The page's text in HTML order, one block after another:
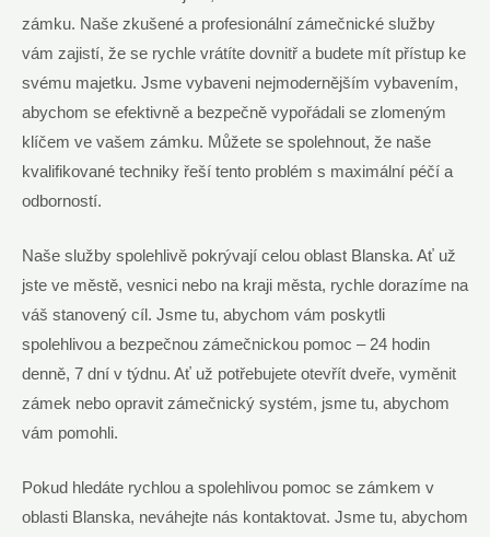
zámku. Naše zkušené a profesionální zámečnické služby
vám zajistí, že se rychle vrátíte dovnitř a budete mít přístup ke
svému majetku. Jsme vybaveni nejmodernějším vybavením,
abychom se efektivně a bezpečně vypořádali se zlomeným
klíčem ve vašem zámku. Můžete se spolehnout, že naše
kvalifikované techniky řeší tento problém s maximální péčí a
odborností.
Naše služby spolehlivě pokrývají celou oblast Blanska. Ať už
jste ve městě, vesnici nebo na kraji města, rychle dorazíme na
váš stanovený cíl. Jsme tu, abychom vám poskytli
spolehlivou a bezpečnou zámečnickou pomoc – 24 hodin
denně, 7 dní v týdnu. Ať už potřebujete otevřít dveře, vyměnit
zámek nebo opravit zámečnický systém, jsme tu, abychom
vám pomohli.
Pokud hledáte rychlou a spolehlivou pomoc se zámkem v
oblasti Blanska, neváhejte nás kontaktovat. Jsme tu, abychom